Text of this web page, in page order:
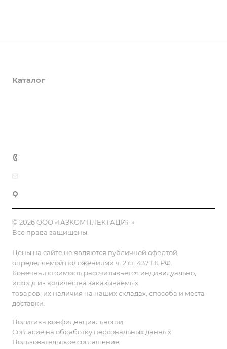
Каталог
© 2026 ООО «ГАЗКОМПЛЕКТАЦИЯ»
Все права защищены.
Цены на сайте не являются публичной офертой,
определяемой положениями ч. 2 ст. 437 ГК РФ.
Конечная стоимость рассчитывается индивидуально,
исходя из количества заказываемых
товаров, их наличия на наших складах, способа и места
доставки.
Политика конфиденциальности
Согласие на обработку персональных данных
Пользовательское соглашение